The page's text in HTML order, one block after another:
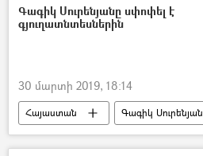
Գագիկ Սուրենյանը սփոփել է
գյուղատնտեսներին
30 մարտի 2019, 18:14
Հայաստան
Գագիկ Սուրենյան
եղանակ